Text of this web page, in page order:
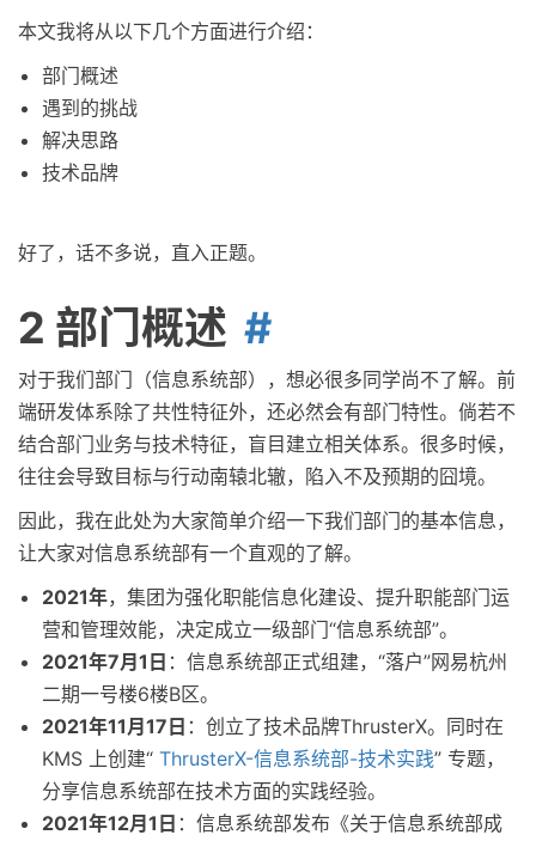
本文我将从以下几个方面进行介绍：
部门概述
遇到的挑战
解决思路
技术品牌
好了，话不多说，直入正题。
2 部门概述
对于我们部门（信息系统部），想必很多同学尚不了解。前
端研发体系除了共性特征外，还必然会有部门特性。倘若不
结合部门业务与技术特征，盲目建立相关体系。很多时候，
往往会导致目标与行动南辕北辙，陷入不及预期的囧境。
因此，我在此处为大家简单介绍一下我们部门的基本信息，
让大家对信息系统部有一个直观的了解。
2021年，集团为强化职能信息化建设、提升职能部门运
营和管理效能，决定成立一级部门“信息系统部”。
2021年7月1日 ：信息系统部正式组建，“落户”网易杭州
二期一号楼6楼B区。
2021年11月17日 ：创立了技术品牌ThrusterX。同时在
KMS 上创建“ ThrusterX-信息系统部-技术实践” 专题，
分享信息系统部在技术方面的实践经验。
2021年12月1日 ：信息系统部发布《关于信息系统部成